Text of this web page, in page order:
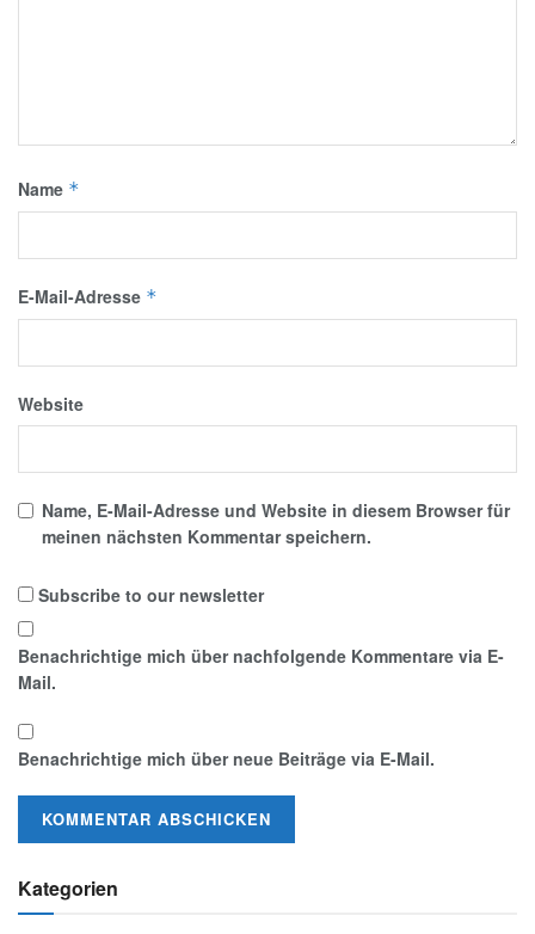
Name *
E-Mail-Adresse *
Website
Name, E-Mail-Adresse und Website in diesem Browser für
meinen nächsten Kommentar speichern.
Subscribe to our newsletter
Benachrichtige mich über nachfolgende Kommentare via E-
Mail.
Benachrichtige mich über neue Beiträge via E-Mail.
Kategorien